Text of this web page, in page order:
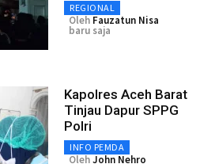
REGIONAL
Oleh Fauzatun Nisa
baru saja
Kapolres Aceh Barat
Tinjau Dapur SPPG
Polri
INFO PEMDA
OlehJohn Nehro